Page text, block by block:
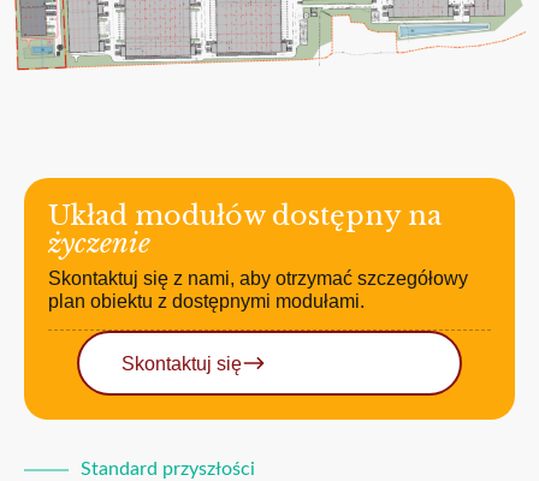
Układ modułów dostępny na
życzenie
Skontaktuj się z nami, aby otrzymać szczegółowy
plan obiektu z dostępnymi modułami.
Skontaktuj się
Standard przyszłości